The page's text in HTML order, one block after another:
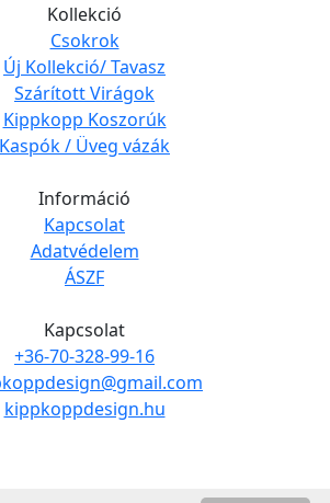
Kollekció
Csokrok
Új Kollekció/ Tavasz
Szárított Virágok
Kippkopp Koszorúk
Kaspók / Üveg vázák
Információ
Kapcsolat
Adatvédelem
ÁSZF
Kapcsolat
+36-70-328-99-16
kippkoppdesign.hu